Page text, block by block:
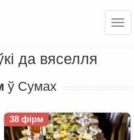
да вяселля
ў Сумах
38 фірм